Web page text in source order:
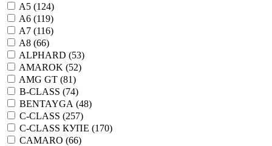
A5 (124)
A6 (119)
A7 (116)
A8 (66)
ALPHARD (53)
AMAROK (52)
AMG GT (81)
B-CLASS (74)
BENTAYGA (48)
C-CLASS (257)
C-CLASS КУПЕ (170)
CAMARO (66)